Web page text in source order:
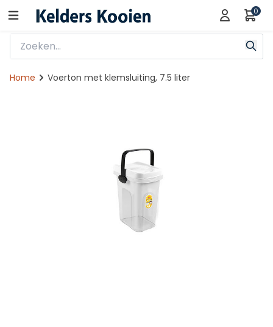
0
Home Voerton met klemsluiting, 7.5 liter